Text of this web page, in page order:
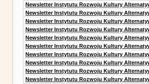
Newsletter Instytutu Rozwoju Kultury
Newsletter Instytutu Rozwoju Kultury
Newsletter Instytutu Rozwoju Kultury
Newsletter Instytutu Rozwoju Kultury
Newsletter Instytutu Rozwoju Kultury
Newsletter Instytutu Rozwoju Kultury
Newsletter Instytutu Rozwoju Kultury
Newsletter Instytutu Rozwoju Kultury
Newsletter Instytutu Rozwoju Kultury
Newsletter Instytutu Rozwoju Kultury